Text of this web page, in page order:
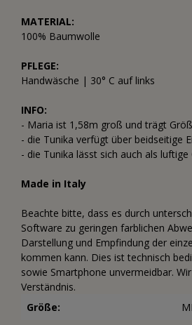
MATERIAL:
100% Baumwolle
PFLEGE:
Handwäsche | 30° C auf links
INFO:
- Maria ist 1,58m groß und trägt
- die Tunika verfügt über beidseitige
- die Tunika lässt sich auch als
Made in Italy
Beachte bitte, dass es durch
Software zu geringen farblichen
Darstellung und Empfindung der
kommen kann. Dies ist technisch
sowie Smartphone unvermeidbar.
Verständnis.
Größe: